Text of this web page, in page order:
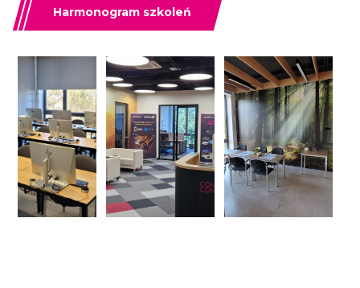
Harmonogram szkoleń